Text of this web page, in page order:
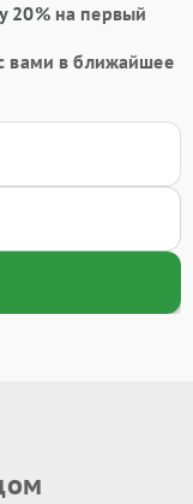
20%на первый
вами в ближайшее